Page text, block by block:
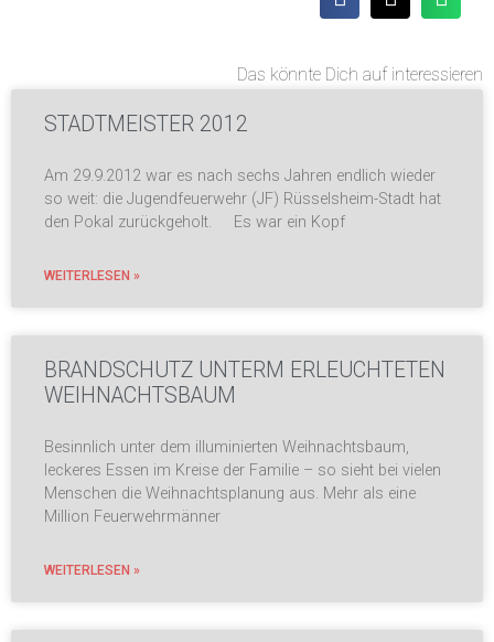
Das könnte Dich auf interessieren
STADTMEISTER 2012
Am 29.9.2012 war es nach sechs Jahren endlich wieder
so weit: die Jugendfeuerwehr (JF) Rüsselsheim-Stadt hat
den Pokal zurückgeholt. Es war ein Kopf
WEITERLESEN »
BRANDSCHUTZ UNTERM ERLEUCHTETEN
WEIHNACHTSBAUM
Besinnlich unter dem illuminierten Weihnachtsbaum,
leckeres Essen im Kreise der Familie – so sieht bei vielen
Menschen die Weihnachtsplanung aus. Mehr als eine
Million Feuerwehrmänner
WEITERLESEN »